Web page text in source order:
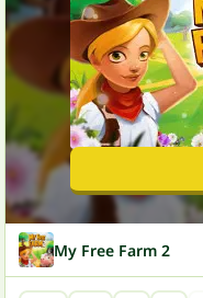
My Free Farm 2